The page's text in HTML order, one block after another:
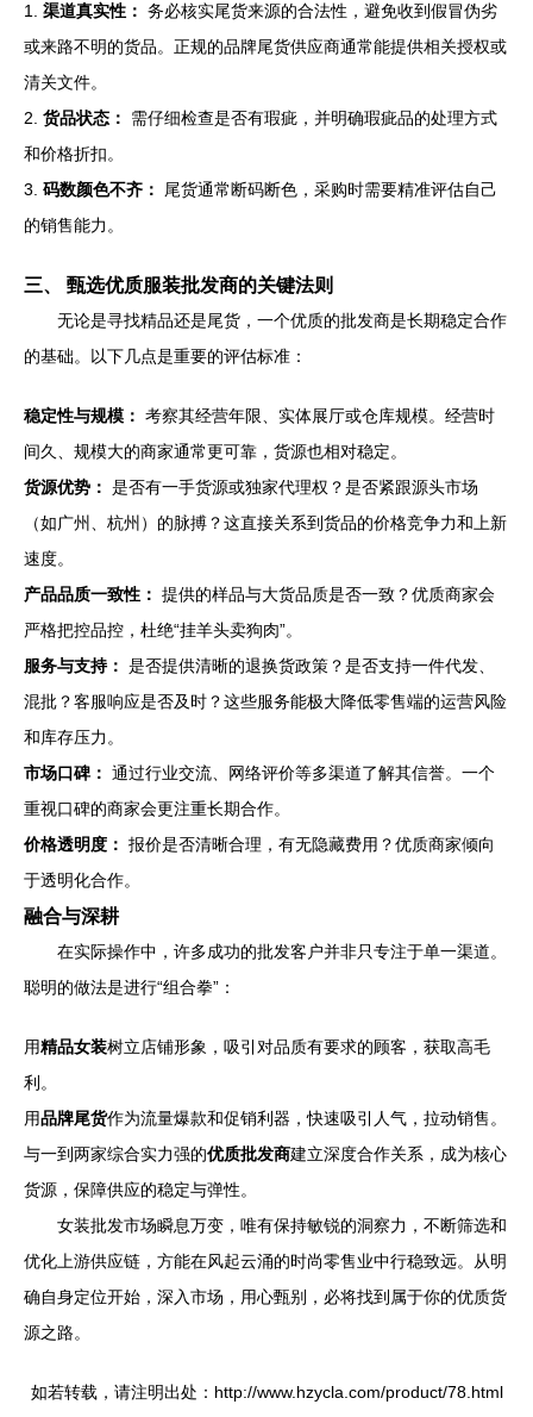
1. 渠道真实性： 务必核实尾货来源的合法性，避免收到假冒伪劣
或来路不明的货品。正规的品牌尾货供应商通常能提供相关授权或
清关文件。
2. 货品状态：
需仔细检查是否有瑕疵，并明确瑕疵品的处理方式
和价格折扣。
3. 码数颜色不齐：
尾货通常断码断色，采购时需要精准评估自己
的销售能力。
三、 甄选优质服装批发商的关键法则
无论是寻找精品还是尾货，一个优质的批发商是长期稳定合作
的基础。以下几点是重要的评估标准：
稳定性与规模： 考察其经营年限、实体展厅或仓库规模。经营时
间久、规模大的商家通常更可靠，货源也相对稳定。
货源优势： 是否有一手货源或独家代理权？是否紧跟源头市场
（如广州、杭州）的脉搏？这直接关系到货品的价格竞争力和上新
速度。
产品品质一致性： 提供的样品与大货品质是否一致？优质商家会
严格把控品控，杜绝“挂羊头卖狗肉”。
服务与支持： 是否提供清晰的退换货政策？是否支持一件代发、
混批？客服响应是否及时？这些服务能极大降低零售端的运营风险
和库存压力。
市场口碑： 通过行业交流、网络评价等多渠道了解其信誉。一个
重视口碑的商家会更注重长期合作。
价格透明度： 报价是否清晰合理，有无隐藏费用？优质商家倾向
于透明化合作。
融合与深耕
在实际操作中，许多成功的批发客户并非只专注于单一渠道。
聪明的做法是进行“组合拳”：
用精品女装树立店铺形象，吸引对品质有要求的顾客，获取高毛
利。
用品牌尾货作为流量爆款和促销利器，快速吸引人气，拉动销售。
与一到两家综合实力强的优质批发商建立深度合作关系，成为核心
货源，保障供应的稳定与弹性。
女装批发市场瞬息万变，唯有保持敏锐的洞察力，不断筛选和
优化上游供应链，方能在风起云涌的时尚零售业中行稳致远。从明
确自身定位开始，深入市场，用心甄别，必将找到属于你的优质货
源之路。
如若转载，请注明出处：http://www.hzycla.com/product/78.html